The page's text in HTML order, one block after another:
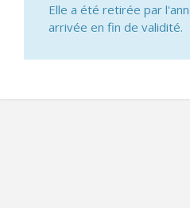
Elle a été retirée par
arrivée en fin de validité.